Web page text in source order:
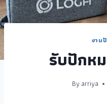
งาน
รับปักห
Byarriya